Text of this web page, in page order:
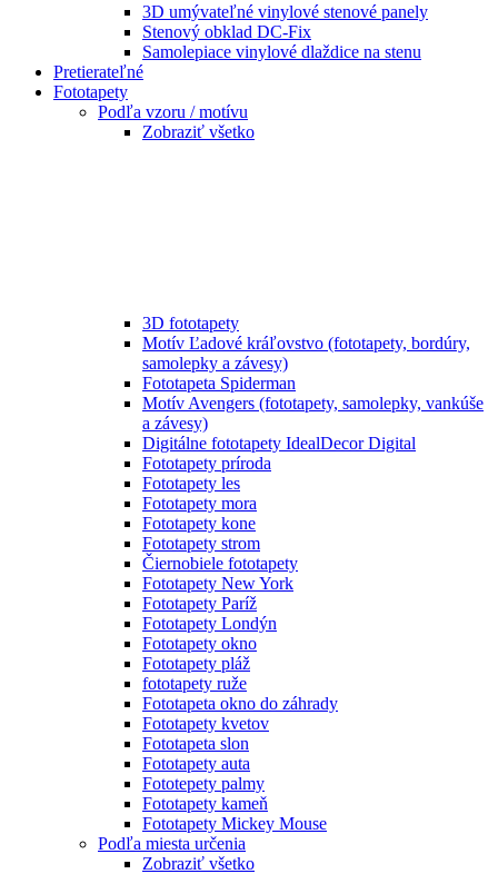
3D umývateľné vinylové stenové panely
Stenový obklad DC-Fix
Samolepiace vinylové dlaždice na stenu
Pretierateľné
Fototapety
Podľa vzoru / motívu
Zobraziť všetko
3D fototapety
Motív Ľadové kráľovstvo (fototapety, bordúry,
samolepky a závesy)
Fototapeta Spiderman
Motív Avengers (fototapety, samolepky, vankúše
a závesy)
Digitálne fototapety IdealDecor Digital
Fototapety príroda
Fototapety les
Fototapety mora
Fototapety kone
Fototapety strom
Čiernobiele fototapety
Fototapety New York
Fototapety Paríž
Fototapety Londýn
Fototapety okno
Fototapety pláž
fototapety ruže
Fototapeta okno do záhrady
Fototapety kvetov
Fototapeta slon
Fototapety auta
Fototepety palmy
Fototapety kameň
Fototapety Mickey Mouse
Podľa miesta určenia
Zobraziť všetko